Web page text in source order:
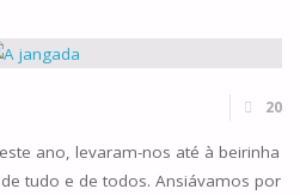
20
ano, levaram-nos até à beirinha
tudo e de todos. Ansiávamos por